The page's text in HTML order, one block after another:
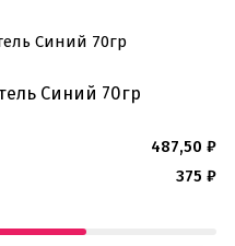
Синий 70гр
487,50 ₽
375 ₽